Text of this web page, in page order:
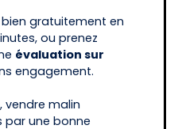
gratuitement en
ou prenez
évaluation sur
engagement.
vendre malin
une bonne